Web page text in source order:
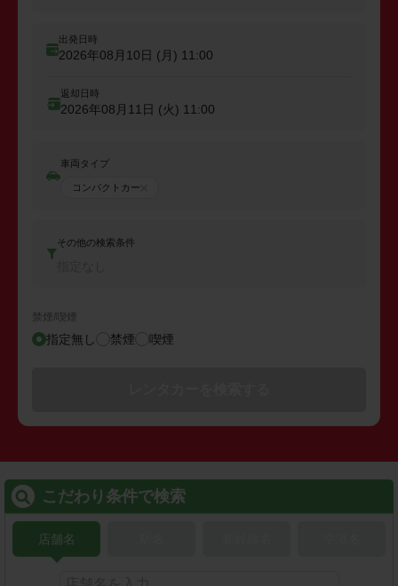
出発日時
2026年08月10日 (月) 11:00
返却日時
2026年08月11日 (火) 11:00
車両タイプ
コンパクトカー
その他の検索条件
禁煙/喫煙
指定無し 禁煙 喫煙
こだわり条件で検索
店舗名